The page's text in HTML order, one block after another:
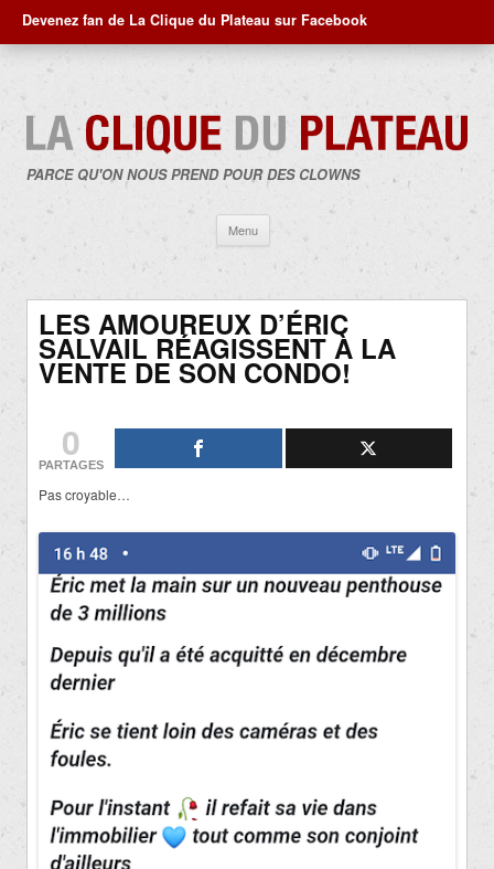
Devenez fan de La Clique du Plateau sur Facebook
PARCE QU'ON NOUS PREND POUR DES CLOWNS
Menu
contenu
LES AMOUREUX D’ÉRIC
SALVAIL RÉAGISSENT À LA
VENTE DE SON CONDO!
0
PARTAGES
Pas croyable…